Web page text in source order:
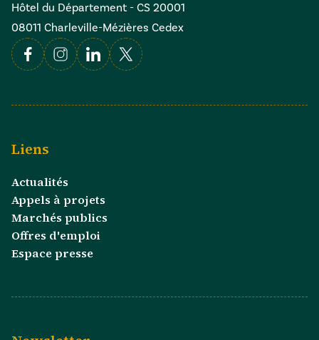
Hôtel du Département - CS 20001
08011 Charleville-Mézières Cedex
FacebookInstagramLinkedin
X
Liens
Actualités
Appels à projets
Marchés publics
Offres d'emploi
Espace presse